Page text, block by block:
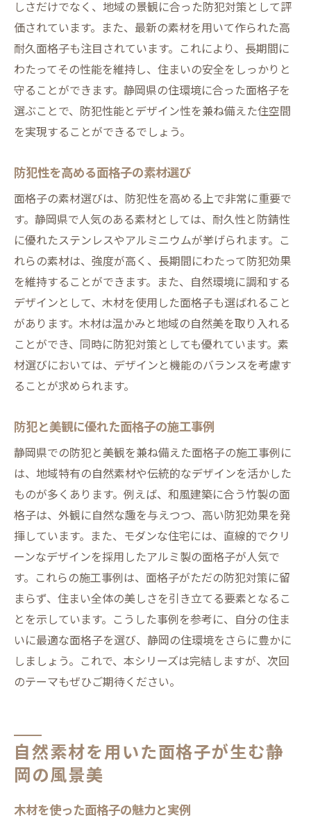
しさだけでなく、地域の景観に合った防犯対策として評
価されています。また、最新の素材を用いて作られた高
耐久面格子も注目されています。これにより、長期間に
わたってその性能を維持し、住まいの安全をしっかりと
守ることができます。静岡県の住環境に合った面格子を
選ぶことで、防犯性能とデザイン性を兼ね備えた住空間
を実現することができるでしょう。
防犯性を高める面格子の素材選び
面格子の素材選びは、防犯性を高める上で非常に重要で
す。静岡県で人気のある素材としては、耐久性と防錆性
に優れたステンレスやアルミニウムが挙げられます。こ
れらの素材は、強度が高く、長期間にわたって防犯効果
を維持することができます。また、自然環境に調和する
デザインとして、木材を使用した面格子も選ばれること
があります。木材は温かみと地域の自然美を取り入れる
ことができ、同時に防犯対策としても優れています。素
材選びにおいては、デザインと機能のバランスを考慮す
ることが求められます。
防犯と美観に優れた面格子の施工事例
静岡県での防犯と美観を兼ね備えた面格子の施工事例に
は、地域特有の自然素材や伝統的なデザインを活かした
ものが多くあります。例えば、和風建築に合う竹製の面
格子は、外観に自然な趣を与えつつ、高い防犯効果を発
揮しています。また、モダンな住宅には、直線的でクリ
ーンなデザインを採用したアルミ製の面格子が人気で
す。これらの施工事例は、面格子がただの防犯対策に留
まらず、住まい全体の美しさを引き立てる要素となるこ
とを示しています。こうした事例を参考に、自分の住ま
いに最適な面格子を選び、静岡の住環境をさらに豊かに
しましょう。これで、本シリーズは完結しますが、次回
のテーマもぜひご期待ください。
自然素材を用いた面格子が生む静
岡の風景美
木材を使った面格子の魅力と実例